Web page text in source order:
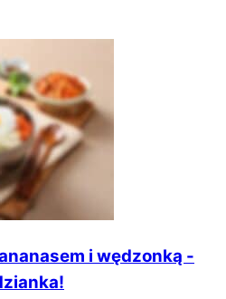
i wędzonką -